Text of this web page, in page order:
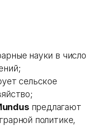
науки в число
сельское
предлагают
политике,